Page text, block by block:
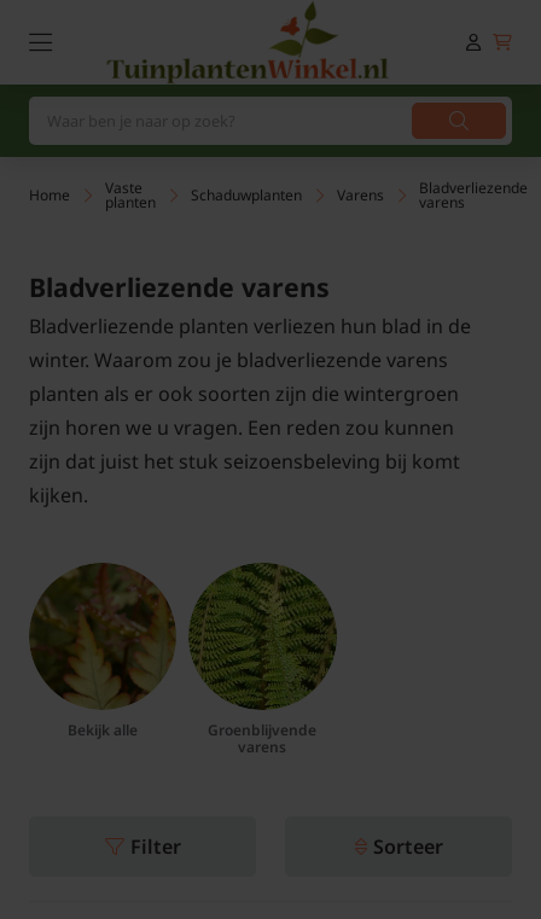
Home Vaste
planten Schaduwplanten Varens Bladverliezende
varens
Bladverliezende varens
Bladverliezende planten verliezen hun blad in de
winter. Waarom zou je bladverliezende varens
planten als er ook soorten zijn die wintergroen
zijn horen we u vragen. Een reden zou kunnen
zijn dat juist het stuk seizoensbeleving bij komt
kijken.
Bekijk alle
Groenblijvende
varens
Filter Sorteer